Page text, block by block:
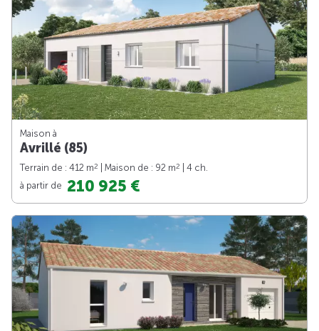
Maison à
Avrillé (85)
Terrain de : 412 m2 | Maison de : 92 m2
| 4 ch.
à partir de 210 925 €